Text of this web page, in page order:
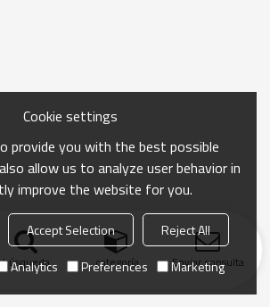
búsqueda categoría Enviar consulta
Cookie settings
provide you with the best possible
allow us to analyze user behavior in
improve the website for you.
Accept Selection
Reject All
Analytics Preferences Marketing